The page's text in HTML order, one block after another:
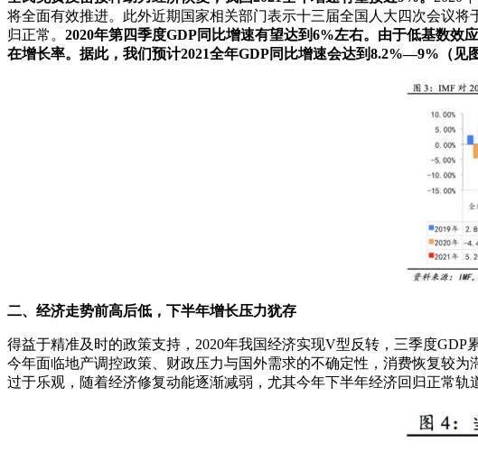
将全面有效推进。此外近期国家相关部门表示十三届全国人大四次会议
归正常。 2020年第四季度GDP同比增速有望达到6%左右。由于低基数效
在增长率。据此，我们预计2021全年GDP同比增速会达到8.2%—9%（见图
二、经济走势前高后低，下半年增长压力犹存
得益于精准及时的政策支持，2020年我国经济实现V型反转，三季度
今年面临地产调控政策、财政压力与国外需求的不确定性，消费恢复较
过于乐观，随着经济修复动能逐渐减弱，尤其今年下半年经济回归正常轨